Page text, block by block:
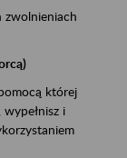
zwolnieniach
której
i